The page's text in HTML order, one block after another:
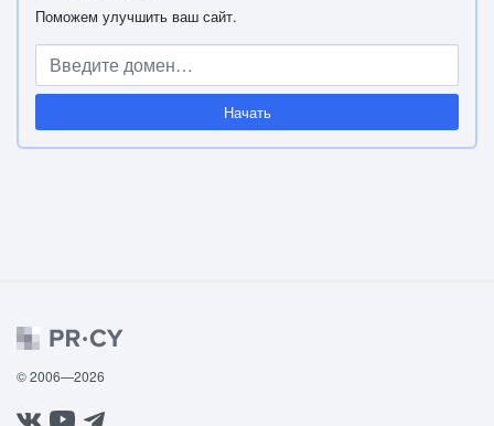
Поможем улучшить ваш сайт.
Начать
© 2006—2026